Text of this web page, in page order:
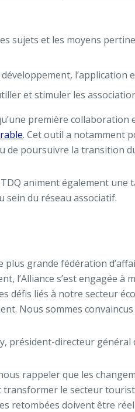
sujets et les moyens
développement,
et stimuler les
première collaboration
. Cet outil a notamment
de poursuivre la transition
TDQ animent également
sein du réseau associatif.
plus grande fédération
l’Alliance s’est engagée
défis liés à notre secteur
Nous sommes
président-directeur général
nous rappeler que les
le secteur
retombées doivent être